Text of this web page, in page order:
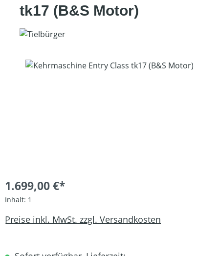
tk17 (B&S Motor)
Bildergalerie überspringen
1.699,00 €*
Inhalt: 1
Preise inkl. MwSt. zzgl. Versandkosten